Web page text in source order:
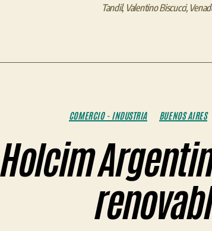
Tandil, Valentino Biscucci,
COMERCIO - INDUSTRIA BUENOS AIRES
Holcim